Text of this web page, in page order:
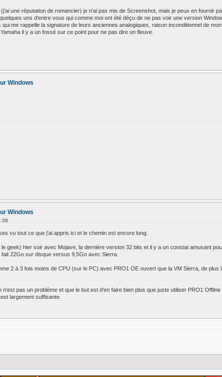
une réputation de romancier) je n'ai pas mis de Screenshot, mais je peux en fournir
uns d'entre vous qui comme moi ont été déçu de ne pas voir une version
me rappelle la signature de leurs anciennes analogiques, raison inconditionnel de
il y a un fossé sur ce point pour ne pas dire un fleuve.
Windows
Windows
vu tout ce que j'ai appris ici et le chemin est encore long.
le geek) hier soir avec Mojave, la dernière version 32 bits et il y a un constat amusant
22Go sur disque versus 9,5Go avec Sierra.
2 à 3 fois moins de CPU (sur le PC) avec PRO1 OE ouvert que la VM Sierra, de
n'est pas un problème et que le but est d'en faire bien plus que juste utiliser PRO1
largement suffisante.